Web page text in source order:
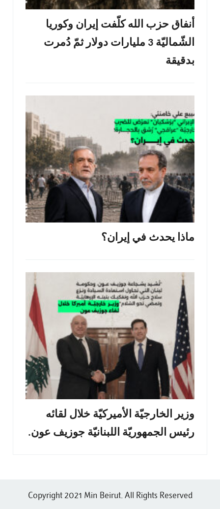
أنفاق حزب الله كلّفت إيران وكوريا
الشّماليّة 3 مليارات دولار ثمّ دُمرت
بدقيقة
ماذا يحدث في إيران؟
وزير الخارجيّة الأميركيّة خلال لقائه
رئيس الجمهوريّة اللبنانيّة جوزيف عون.
Copyright 2021 Min Beirut. All Rights Reserved